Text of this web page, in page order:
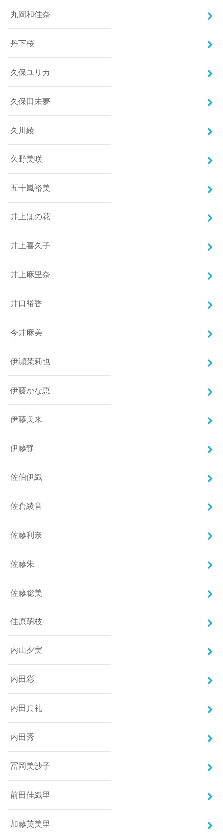
丸岡和佳奈
丹下桜
久保ユリカ
久保田未夢
久川綾
久野美咲
五十嵐裕美
井上ほの花
井上喜久子
井上麻里奈
井口裕香
今井麻美
伊瀬茉莉也
伊藤かな恵
伊藤美来
伊藤静
佐伯伊織
佐倉綾音
佐藤利奈
佐藤朱
佐藤聡美
佳原萌枝
内山夕実
内田彩
内田真礼
内田秀
冨岡美沙子
前田佳織里
加藤英美里